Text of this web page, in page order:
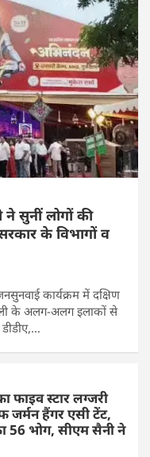
सुनीं लोगों की
के विभागों व
कार्यक्रम में दक्षिण
के अलग-अलग इलाकों से
फाइव स्टार लग्जरी
जर्मन हैंगर एसी टेंट,
भोग, सीएम सैनी ने